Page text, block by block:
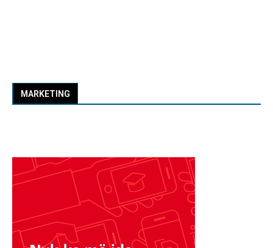
MARKETING